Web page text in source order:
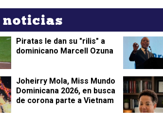
Piratas le dan su "rilis" a
dominicano Marcell Ozuna
Joheirry Mola, Miss Mundo
Dominicana 2026, en busca
de corona parte a Vietnam